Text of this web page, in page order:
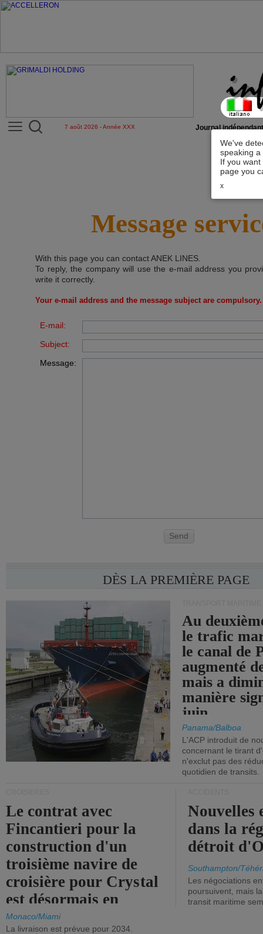
We've
speaking
If you
page you
x
7 août 2026 - Année XXX Journal
Message
With this page you can contactANEK LINES
To reply, the company will use the e-mail address you
write it correctly.
Your e-mail address and the message subject are compulsory.
E-mail:
Subject:
Message:
Send
DÈS LA PREMIÈRE PAGE
Au
le trafic
le canal de
augmenté
mais a
manière
juin.
Panama/Balboa
L'ACP introduit de
concernant le tirant
n'exclut pas des
quotidien de transits.
Le contrat avec
Fincantieri pour la
construction d'un
troisième navire de
croisière pour Crystal
est désormais en
vigueur.
Monaco/Miami
La livraison est prévue pour 2034.
Nouvelles
dans la
détroit
Southampton/
Les négociations
poursuivent, mais
transit maritime